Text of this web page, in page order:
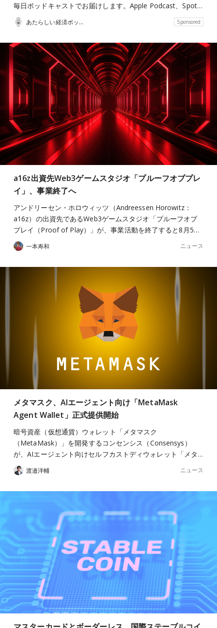
毎日ポッドキャストでお届けします。Apple Podcast、Spot…
あたらしい経済ポッドキャスト Sponsored
a16z出資先Web3ゲームスタジオ「プルーフオブプレ
イ」、事業終了へ
アンドリーセン・ホロウィッツ（Andreessen Horowitz：
a16z）の出資先であるWeb3ゲームスタジオ「プルーフオブ
プレイ（Proof of Play）」が、事業活動を終了すると8月5…
一本寿和 ニュース
メタマスク、AIエージェント向け「MetaMask
Agent Wallet」正式提供開始
暗号資産（仮想通貨）ウォレット「メタマスク
（MetaMask）」を開発するコンセンシス（Consensys）
が、AIエージェント向けセルフカストディウォレット「メタ…
渡邉洋輔 ニュース